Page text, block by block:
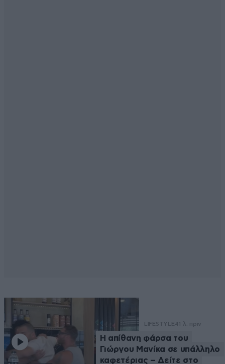
LIFESTYLE41 λ. πριν
Η απίθανη φάρσα του
Γιώργου Μανίκα σε υπάλληλο
καφετέριας – Δείτε στο